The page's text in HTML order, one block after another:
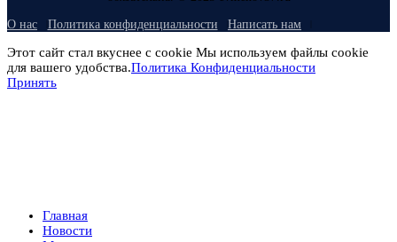
О нас Политика конфиденциальности Написать нам
Этот сайт стал вкуснее с cookie Мы используем файлы cookie
для вашего удобства.Политика Конфиденциальности
Принять
Главная
Новости